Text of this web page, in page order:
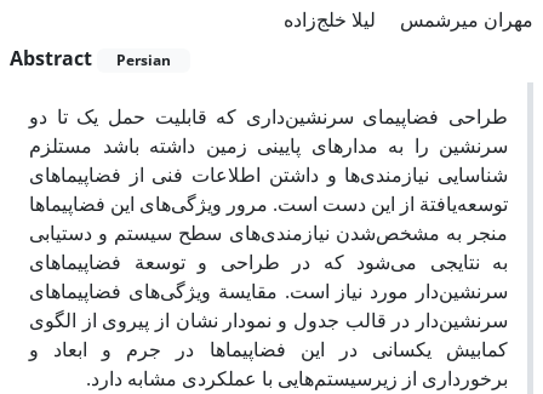
مهران میرشمس
لیلا خلج‌زاده
Abstract
Persian
طراحی فضاپیمای سرنشین‌داری که قابلیت حمل یک تا دو
سرنشین را به مدارهای پایینی زمین داشته باشد مستلزم
شناسایی نیازمندی‌ها و داشتن اطلاعات فنی از فضاپیماهای
توسعه‌یافتة از این دست است. مرور ویژگی‌های این فضاپیماها
منجر به مشخص‌شدن نیازمندی‌های سطح سیستم و دستیابی
به نتایجی می‌شود که در طراحی و توسعة فضاپیماهای
سرنشین‌دار مورد نیاز است. مقایسة ویژگی‌های فضاپیماهای
سرنشین‌دار در قالب جدول‌ و نمودار نشان از پیروی از الگوی
کمابیش یکسانی در این فضاپیماها در جرم و ابعاد و
برخورداری از زیرسیستم‌هایی با عملکردی مشابه دارد.